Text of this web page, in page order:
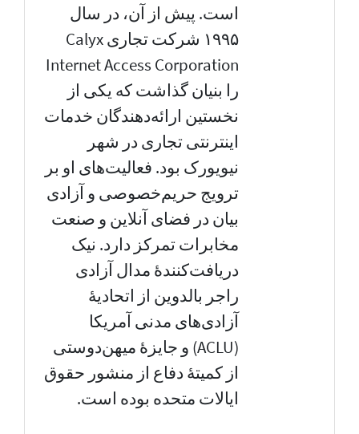
است. پیش از آن، در سال
۱۹۹۵ شرکت تجاری Calyx
Internet Access Corporation
را بنیان گذاشت که یکی از
نخستین ارائه‌دهندگان خدمات
اینترنتی تجاری در شهر
نیویورک بود. فعالیت‌های او بر
ترویج حریم‌خصوصی و آزادی
بیان در فضای آنلاین و صنعت
مخابرات تمرکز دارد. نیک
دریافت‌کنندهٔ مدال آزادی
راجر بالدوین از اتحادیهٔ
آزادی‌های مدنی آمریکا
(ACLU) و جایزهٔ میهن‌دوستی
از کمیتهٔ دفاع از منشور حقوق
ایالات متحده بوده است.